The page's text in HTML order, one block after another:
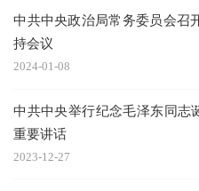
中共中央政治局常务委员会召
持会议
2024-01-08
中共中央举行纪念毛泽东同志
重要讲话
2023-12-27